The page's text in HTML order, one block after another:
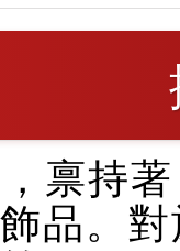
禀持
品。